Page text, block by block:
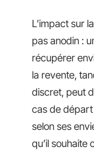
L’impact sur
pas anodin :
récupérer
la revente,
discret, peut
cas de
selon ses
qu’il souhaite